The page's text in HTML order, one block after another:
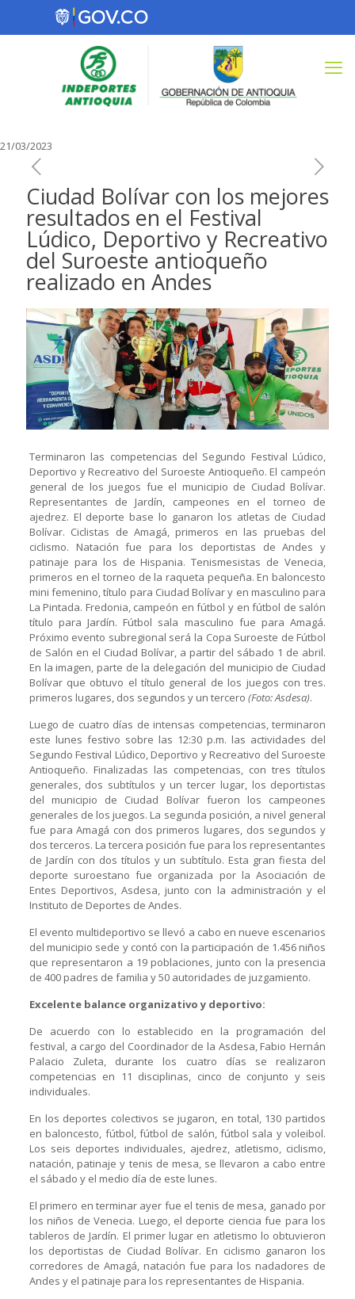
21/03/2023
Ciudad Bolívar con los mejores
resultados en el Festival
Lúdico, Deportivo y Recreativo
del Suroeste antioqueño
realizado en Andes
Terminaron las competencias del Segundo Festival Lúdico,
Deportivo y Recreativo del Suroeste Antioqueño. El campeón
general de los juegos fue el municipio de Ciudad Bolívar.
Representantes de Jardín, campeones en el torneo de
ajedrez. El deporte base lo ganaron los atletas de Ciudad
Bolívar. Ciclistas de Amagá, primeros en las pruebas del
ciclismo. Natación fue para los deportistas de Andes y
patinaje para los de Hispania. Tenismesistas de Venecia,
primeros en el torneo de la raqueta pequeña. En baloncesto
mini femenino, título para Ciudad Bolívar y en masculino para
La Pintada. Fredonia, campeón en fútbol y en fútbol de salón
título para Jardín. Fútbol sala masculino fue para Amagá.
Próximo evento subregional será la Copa Suroeste de Fútbol
de Salón en el Ciudad Bolívar, a partir del sábado 1 de abril.
En la imagen, parte de la delegación del municipio de Ciudad
Bolívar que obtuvo el título general de los juegos con tres.
primeros lugares, dos segundos y un tercero (Foto: Asdesa).
Luego de cuatro días de intensas competencias, terminaron
este lunes festivo sobre las 12:30 p.m. las actividades del
Segundo Festival Lúdico, Deportivo y Recreativo del Suroeste
Antioqueño. Finalizadas las competencias, con tres títulos
generales, dos subtítulos y un tercer lugar, los deportistas
del municipio de Ciudad Bolívar fueron los campeones
generales de los juegos. La segunda posición, a nivel general
fue para Amagá con dos primeros lugares, dos segundos y
dos terceros. La tercera posición fue para los representantes
de Jardín con dos títulos y un subtítulo. Esta gran fiesta del
deporte suroestano fue organizada por la Asociación de
Entes Deportivos, Asdesa, junto con la administración y el
Instituto de Deportes de Andes.
El evento multideportivo se llevó a cabo en nueve escenarios
del municipio sede y contó con la participación de 1.456 niños
que representaron a 19 poblaciones, junto con la presencia
de 400 padres de familia y 50 autoridades de juzgamiento.
Excelente balance organizativo y deportivo:
De acuerdo con lo establecido en la programación del
festival, a cargo del Coordinador de la Asdesa, Fabio Hernán
Palacio Zuleta, durante los cuatro días se realizaron
competencias en 11 disciplinas, cinco de conjunto y seis
individuales.
En los deportes colectivos se jugaron, en total, 130 partidos
en baloncesto, fútbol, fútbol de salón, fútbol sala y voleibol.
Los seis deportes individuales, ajedrez, atletismo, ciclismo,
natación, patinaje y tenis de mesa, se llevaron a cabo entre
el sábado y el medio día de este lunes.
El primero en terminar ayer fue el tenis de mesa, ganado por
los niños de Venecia. Luego, el deporte ciencia fue para los
tableros de Jardín. El primer lugar en atletismo lo obtuvieron
los deportistas de Ciudad Bolívar. En ciclismo ganaron los
corredores de Amagá, natación fue para los nadadores de
Andes y el patinaje para los representantes de Hispania.